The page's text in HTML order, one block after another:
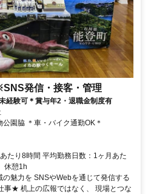
発信・接客・管理
経験可＊賞与年2・退職金制度有
園脇 ＊車・バイク通勤OK＊
たり8時間 平均勤務日数：1ヶ月あた
休憩1h
魅力を SNSやWebを通じて発信する
事★ 机上の広報ではなく、 現場とつな